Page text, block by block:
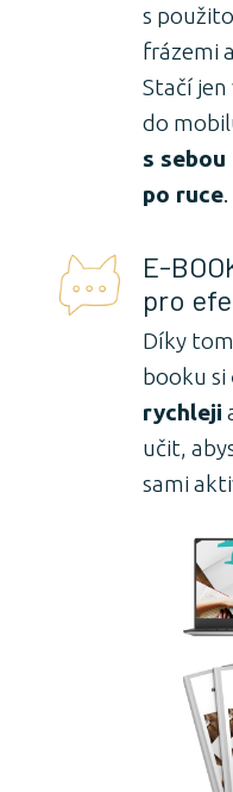
s
frázemi
Stačí
do
s sebou
po ruce.
E-
pro
Díky
booku si
rychleji
učit,
sami